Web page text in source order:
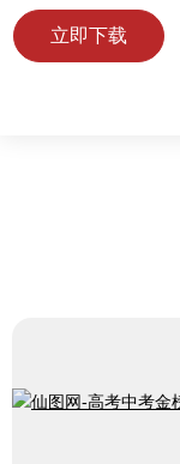
立即下载